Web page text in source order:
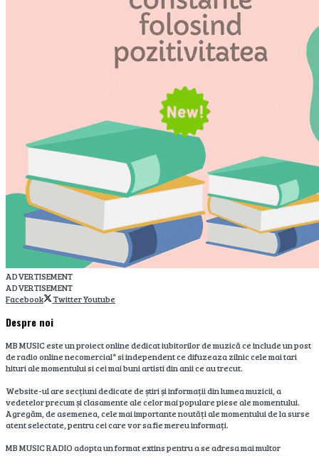
ADVERTISEMENT
ADVERTISEMENT
Facebook
TwitterYoutube
Despre noi
MB MUSIC este un proiect online dedicat iubitorilor de muzică ce include un post
de radio online necomercial* si independent ce difuzeaza zilnic cele mai tari
hituri ale momentului si cei mai buni artisti din anii ce au trecut.
Website-ul are secțiuni dedicate de știri și informații din lumea muzicii, a
vedetelor precum și clasamente ale celor mai populare piese ale momentului.
Agregăm, de asemenea, cele mai importante noutăți ale momentului de la surse
atent selectate, pentru cei care vor sa fie mereu informați.
MB MUSIC RADIO adopta un format extins pentru a se adresa mai multor